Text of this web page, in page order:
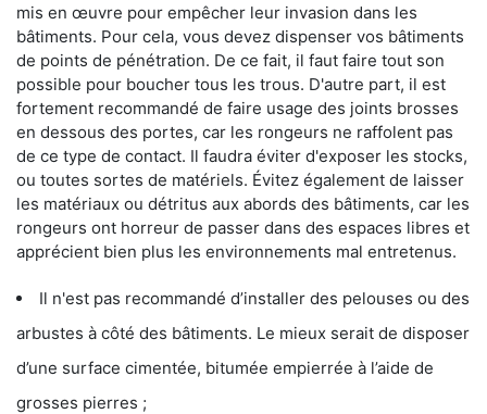
mis en œuvre pour empêcher leur invasion dans les
bâtiments. Pour cela, vous devez dispenser vos bâtiments
de points de pénétration. De ce fait, il faut faire tout son
possible pour boucher tous les trous. D'autre part, il est
fortement recommandé de faire usage des joints brosses
en dessous des portes, car les rongeurs ne raffolent pas
de ce type de contact. Il faudra éviter d'exposer les stocks,
ou toutes sortes de matériels. Évitez également de laisser
les matériaux ou détritus aux abords des bâtiments, car les
rongeurs ont horreur de passer dans des espaces libres et
apprécient bien plus les environnements mal entretenus.
Il n'est pas recommandé d’installer des pelouses ou des
arbustes à côté des bâtiments. Le mieux serait de disposer
d’une surface cimentée, bitumée empierrée à l’aide de
grosses pierres ;